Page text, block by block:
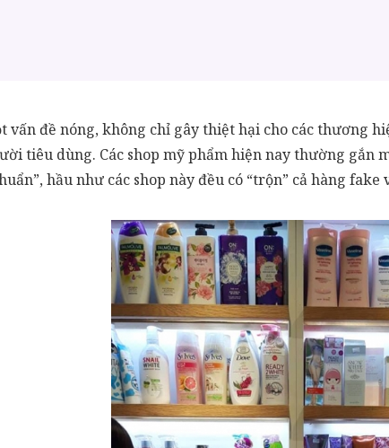
vấn đề nóng, không chỉ gây thiệt hại cho các thương
tiêu dùng. Các shop mỹ phẩm hiện nay thường gắn
hầu như các shop này đều có “trộn” cả hàng